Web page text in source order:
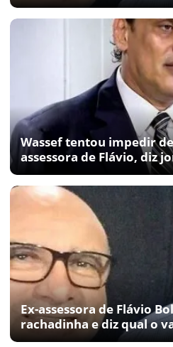
Wassef tentou impedir
assessora de Flávio, diz
Ex-assessora de Flávio
rachadinha e diz qual o